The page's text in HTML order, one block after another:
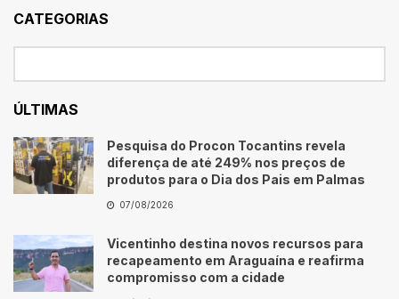
CATEGORIAS
ÚLTIMAS
Pesquisa do Procon Tocantins revela
diferença de até 249% nos preços de
produtos para o Dia dos Pais em Palmas
07/08/2026
Vicentinho destina novos recursos para
recapeamento em Araguaína e reafirma
compromisso com a cidade